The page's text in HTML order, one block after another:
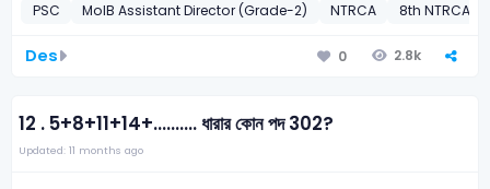
PSC MoIB Assistant Director (Grade-2) NTRCA 8th NTRCA -
Des 0 2.8k
12 . 5+8+11+14+.......... ধারার কোন পদ 302?
Updated: 11 months ago